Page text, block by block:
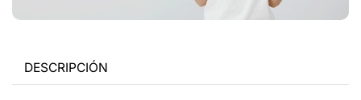
DESCRIPCIÓN